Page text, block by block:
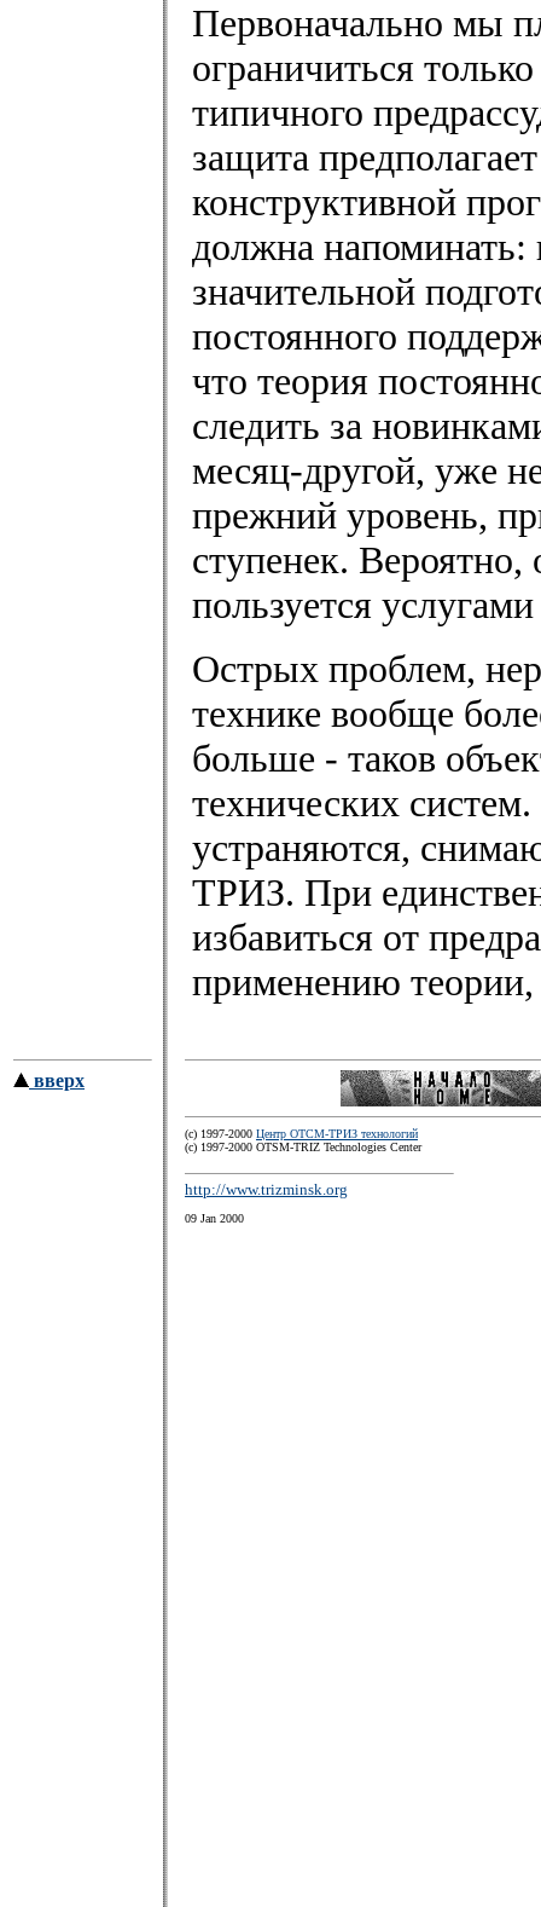
Первоначально мы
ограничиться
типичного
защита
конструктивной
должна
значительной
постоянного
что теория
следить за
месяц-другой, уже
прежний уровень,
ступенек.
пользуется
Острых проблем,
технике вообще
больше - таков
технических
устраняются,
ТРИЗ. При
избавиться от
применению теории,
вверх
(c) 1997-2000 Центр ОТСМ-ТРИЗ технологий
(с) 1997-2000 OTSM-TRIZ Technologies Center
http://www.trizminsk.org
09 Jan 2000